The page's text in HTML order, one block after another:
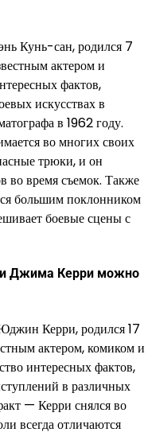
Кунь-сан, родился 7
актером и
фактов,
искусствах в
в 1962 году.
во многих своих
трюки, и он
во время съемок. Также
большим поклонником
боевые сцены с
Джима Керри можно
Керри, родился 17
актером, комиком и
интересных фактов,
в различных
— Керри снялся во
всегда отличаются